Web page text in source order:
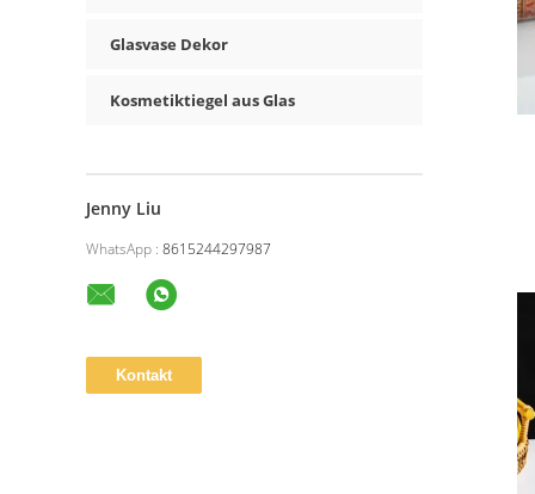
Glasvase Dekor
Kosmetiktiegel aus Glas
Jenny Liu
WhatsApp : 8615244297987